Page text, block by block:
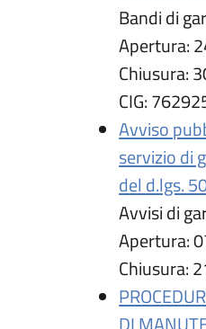
Bandi di
Apertura:
Chiusura:
CIG:
Avviso
servizio di
del d.lgs.
Avvisi di
Apertura:
Chiusura: